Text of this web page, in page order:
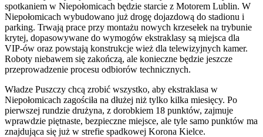
spotkaniem w Niepołomicach będzie starcie z Motorem Lublin. W
Niepołomicach wybudowano już drogę dojazdową do stadionu i
parking. Trwają prace przy montażu nowych krzesełek na trybunie
krytej, dopasowywane do wymogów ekstraklasy są miejsca dla
VIP-ów oraz powstają konstrukcje wież dla telewizyjnych kamer.
Roboty niebawem się zakończą, ale konieczne będzie jeszcze
przeprowadzenie procesu odbiorów technicznych.
Władze Puszczy chcą zrobić wszystko, aby ekstraklasa w
Niepołomicach zagościła na dłużej niż tylko kilka miesięcy. Po
pierwszej rundzie drużyna, z dorobkiem 18 punktów, zajmuje
wprawdzie piętnaste, bezpieczne miejsce, ale tyle samo punktów ma
znajdująca się już w strefie spadkowej Korona Kielce.